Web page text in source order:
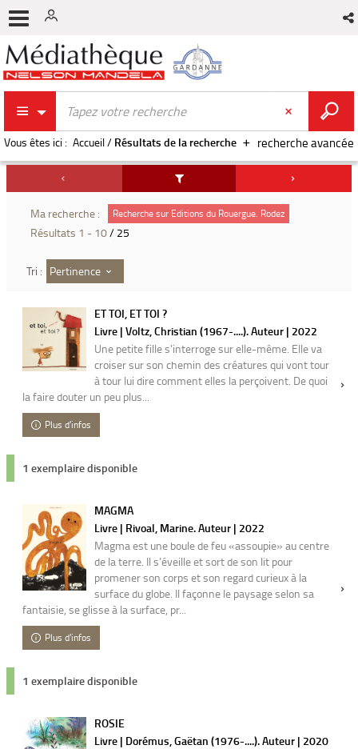
recherche avancée
Vous êtes ici : Accueil/ Résultats de la recherche
Ma recherche : Recherche sur Editions du Rouergue. Rodez
Résultats 1 - 10/ 25
Tri : Pertinence
ET TOI, ET TOI ?
Livre | Voltz, Christian (1967-....). Auteur | 2022
Une petite fille s’interroge sur elle-même. Elle va
croiser sur son chemin des créatures qui vont tour
à tour lui dire comment elles la perçoivent. De quoi
la faire douter un peu plus...
Plus d'infos
1 exemplaire disponible
MAGMA
Livre | Rivoal, Marine. Auteur | 2022
Magma est une boule de feu «assoupie» au centre
de la terre. Il s’éveille et sort de son lit pour
promener son corps et son regard curieux à la
surface du globe. Il façonne le paysage selon sa
fantaisie, se glisse à la surface, pr...
Plus d'infos
1 exemplaire disponible
ROSIE
Livre | Dorémus, Gaëtan (1976-....). Auteur | 2020